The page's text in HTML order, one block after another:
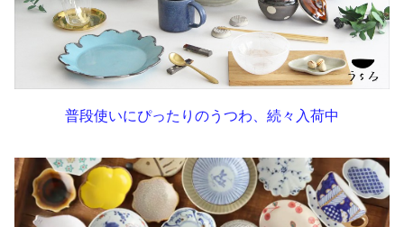
普段使いにぴったりのうつわ、続々入荷中